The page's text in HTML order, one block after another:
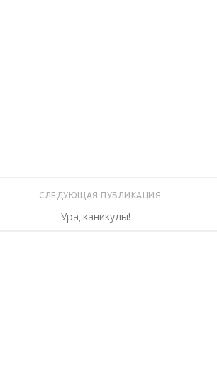
СЛЕДУЮЩАЯ ПУБЛИКАЦИЯ
Ура, каникулы!